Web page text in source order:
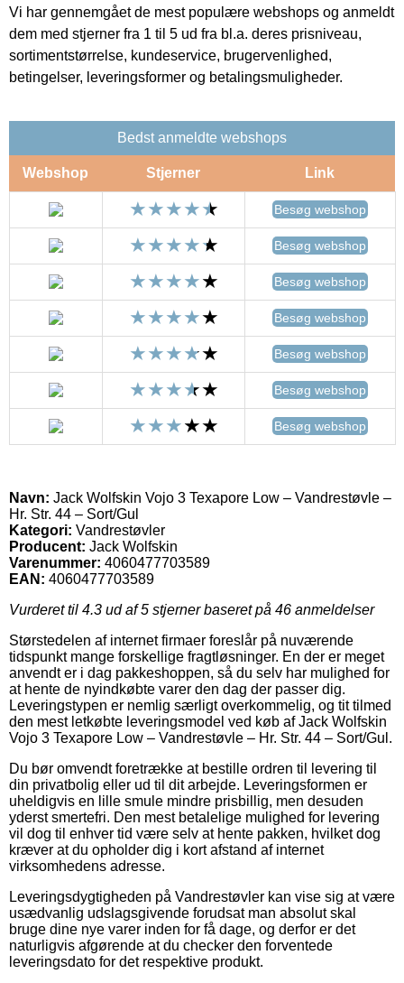
Vi har gennemgået de mest populære webshops og anmeldt
dem med stjerner fra 1 til 5 ud fra bl.a. deres prisniveau,
sortimentstørrelse, kundeservice, brugervenlighed,
betingelser, leveringsformer og betalingsmuligheder.
Bedst anmeldte webshops
Webshop Stjerner Link
Besøg webshop
Besøg webshop
Besøg webshop
Besøg webshop
Besøg webshop
Besøg webshop
Besøg webshop
Navn: Jack Wolfskin Vojo 3 Texapore Low – Vandrestøvle –
Hr. Str. 44 – Sort/Gul
Kategori: Vandrestøvler
Producent: Jack Wolfskin
Varenummer: 4060477703589
EAN: 4060477703589
Vurderet til 4.3 ud af 5 stjerner baseret på 46 anmeldelser
Størstedelen af internet firmaer foreslår på nuværende
tidspunkt mange forskellige fragtløsninger. En der er meget
anvendt er i dag pakkeshoppen, så du selv har mulighed for
at hente de nyindkøbte varer den dag der passer dig.
Leveringstypen er nemlig særligt overkommelig, og tit tilmed
den mest letkøbte leveringsmodel ved køb af Jack Wolfskin
Vojo 3 Texapore Low – Vandrestøvle – Hr. Str. 44 – Sort/Gul.
Du bør omvendt foretrække at bestille ordren til levering til
din privatbolig eller ud til dit arbejde. Leveringsformen er
uheldigvis en lille smule mindre prisbillig, men desuden
yderst smertefri. Den mest betalelige mulighed for levering
vil dog til enhver tid være selv at hente pakken, hvilket dog
kræver at du opholder dig i kort afstand af internet
virksomhedens adresse.
Leveringsdygtigheden på Vandrestøvler kan vise sig at være
usædvanlig udslagsgivende forudsat man absolut skal
bruge dine nye varer inden for få dage, og derfor er det
naturligvis afgørende at du checker den forventede
leveringsdato for det respektive produkt.